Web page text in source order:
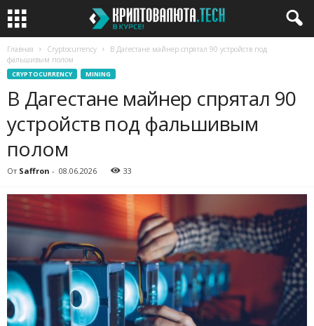
Главная Cryptocurrency
В Дагестане майнер спрятал 90 устройств под
фальшивым полом
CRYPTOCURRENCY MINING
В Дагестане майнер спрятал 90
устройств под фальшивым
полом
От Saffron - 08.06.2026 33